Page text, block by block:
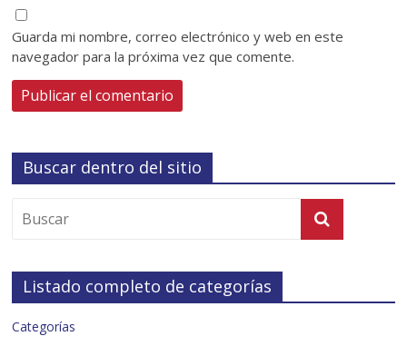
Guarda mi nombre, correo electrónico y web en este
navegador para la próxima vez que comente.
Buscar dentro del sitio
Listado completo de categorías
Categorías